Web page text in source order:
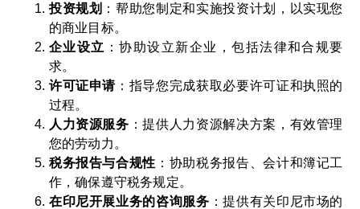
投资规划 ：帮助您制定和实施投资计划，以实现您
的商业目标。
企业设立 ：协助设立新企业，包括法律和合规要
求。
许可证申请 ：指导您完成获取必要许可证和执照的
过程。
人力资源服务 ：提供人力资源解决方案，有效管理
您的劳动力。
税务报告与合规性 ：协助税务报告、会计和簿记工
作，确保遵守税务规定。
在印尼开展业务的咨询服务 ：提供有关印尼市场的